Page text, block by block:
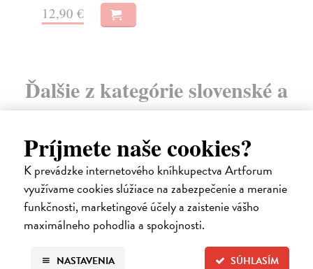
Príjmete naše cookies?
K prevádzke internetového kníhkupectva Artforum
využívame cookies slúžiace na zabezpečenie a meranie
funkčnosti, marketingové účely a zaistenie vášho
maximálneho pohodlia a spokojnosti.
SÚHLASÍM
NASTAVENIA
12,90 €
Ďalšie z kategórie slovenské a
české dejiny
na sklade